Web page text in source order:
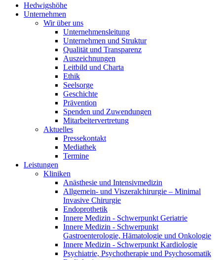
Hedwigshöhe
Unternehmen
Wir über uns
Unternehmensleitung
Unternehmen und Struktur
Qualität und Transparenz
Auszeichnungen
Leitbild und Charta
Ethik
Seelsorge
Geschichte
Prävention
Spenden und Zuwendungen
Mitarbeitervertretung
Aktuelles
Pressekontakt
Mediathek
Termine
Leistungen
Kliniken
Anästhesie und Intensivmedizin
Allgemein- und Viszeralchirurgie – Minimal
Invasive Chirurgie
Endoprothetik
Innere Medizin - Schwerpunkt Geriatrie
Innere Medizin - Schwerpunkt
Gastroenterologie, Hämatologie und Onkologie
Innere Medizin - Schwerpunkt Kardiologie
Psychiatrie, Psychotherapie und Psychosomatik